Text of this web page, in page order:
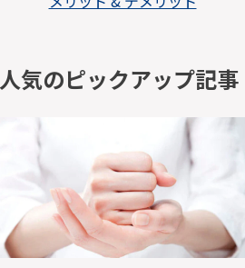
人気のピックアップ記事